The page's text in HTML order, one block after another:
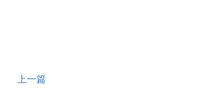
上一篇